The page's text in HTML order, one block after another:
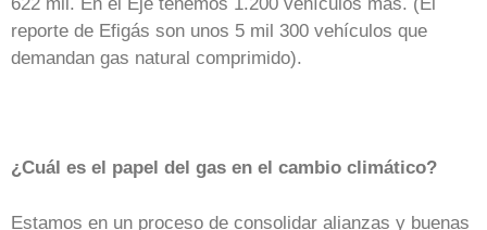
reporte de Efigás son unos 5 mil 300 vehículos que
demandan gas natural comprimido).
¿Cuál es el papel del gas en el cambio climático?
Estamos en un proceso de consolidar alianzas y buenas